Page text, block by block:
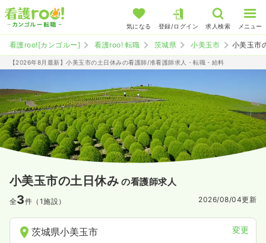
気になる 登録/ログイン 求人検索 メニュー
看護roo![カンゴルー] 看護roo! 転職 茨城県 小美玉市 小美玉市
【2026年8月最新】小美玉市の土日休みの看護師/准看護師求人・転職・給料
小美玉市の土日休み の看護師求人
全3件（1施設） 2026/08/04更新
茨城県小美玉市 変更